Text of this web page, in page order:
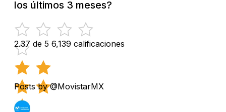
los últimos 3 meses?
2.37 de 5 6,139 calificaciones
Posts by @MovistarMX